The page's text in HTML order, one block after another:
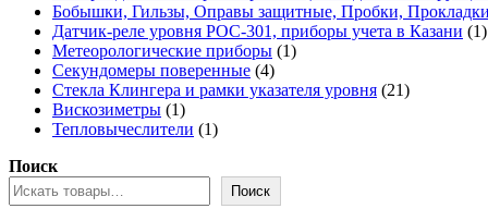
Бобышки, Гильзы, Оправы защитные, Пробки, Прокладки
Датчик-реле уровня РОС-301, приборы учета в Казани 11
Метеорологические приборы 11
Секундомеры поверенные 44
товара
Стекла Клингера и рамки указателя уровня 2121
Вискозиметры 11
товар
Тепловычеслители 11
Поиск
Поиск